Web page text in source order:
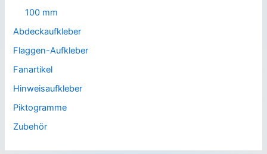
100 mm
Abdeckaufkleber
Flaggen-Aufkleber
Fanartikel
Hinweisaufkleber
Piktogramme
Zubehör